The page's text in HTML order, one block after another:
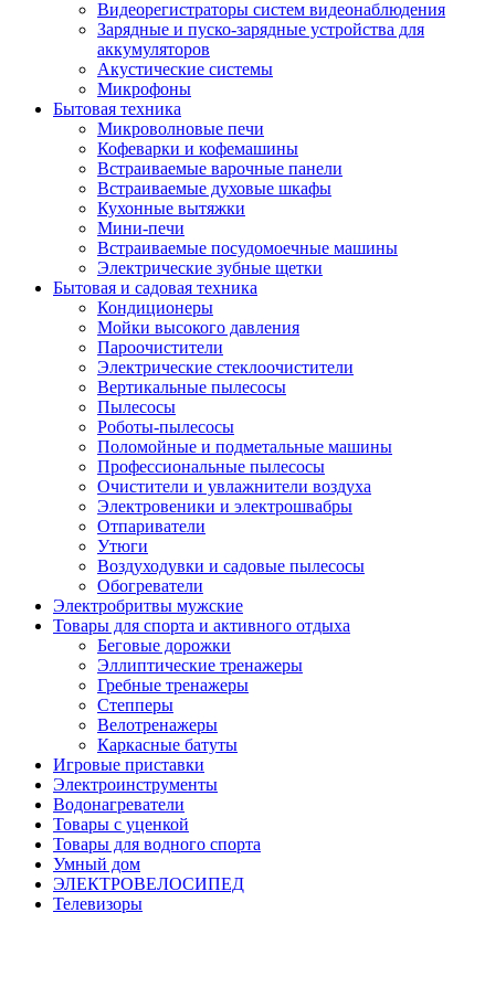
Видеорегистраторы систем видеонаблюдения
Зарядные и пуско-зарядные устройства для
аккумуляторов
Акустические системы
Микрофоны
Бытовая техника
Микроволновые печи
Кофеварки и кофемашины
Встраиваемые варочные панели
Встраиваемые духовые шкафы
Кухонные вытяжки
Мини-печи
Встраиваемые посудомоечные машины
Электрические зубные щетки
Бытовая и садовая техника
Кондиционеры
Мойки высокого давления
Пароочистители
Электрические стеклоочистители
Вертикальные пылесосы
Пылесосы
Роботы-пылесосы
Поломойные и подметальные машины
Профессиональные пылесосы
Очистители и увлажнители воздуха
Электровеники и электрошвабры
Отпариватели
Утюги
Воздуходувки и садовые пылесосы
Обогреватели
Электробритвы мужские
Товары для спорта и активного отдыха
Беговые дорожки
Эллиптические тренажеры
Гребные тренажеры
Степперы
Велотренажеры
Каркасные батуты
Игровые приставки
Электроинструменты
Водонагреватели
Товары с уценкой
Товары для водного спорта
Умный дом
ЭЛЕКТРОВЕЛОСИПЕД
Телевизоры